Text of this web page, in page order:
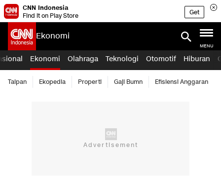
CNN Indonesia
Find it on Play Store
Get
Ekonomi
MENU
Ekonomi Olahraga Teknologi Otomotif Hiburan
Taipan Ekopedia Properti Gaji Bumn Efisiensi Anggaran